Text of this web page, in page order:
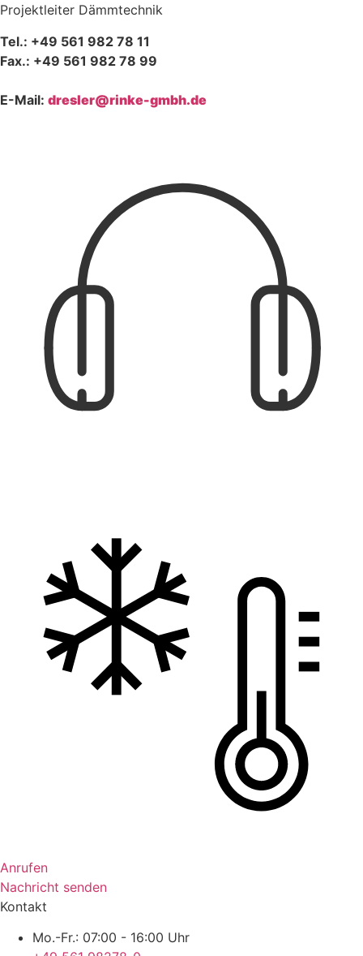
Projektleiter Dämmtechnik
Tel.: +49 561 982 78 11
Fax.: +49 561 982 78 99
E-Mail: dresler@rinke-gmbh.de
Anrufen
Nachricht senden
Kontakt
Mo.-Fr.: 07:00 - 16:00 Uhr